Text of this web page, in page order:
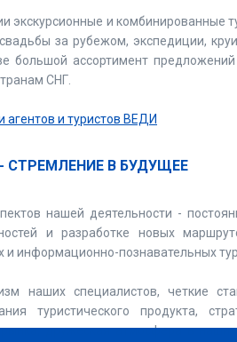
экскурсионные и комбинированные
за рубежом, экспедиции,
большой ассортимент
СНГ.
агентов и туристов ВЕДИ
СТРЕМЛЕНИЕ В БУДУЩЕЕ
нашей деятельности -
и разработке новых
и информационно-познавательных
наших специалистов, четкие
туристического продукта,
дружеская атмосфера в